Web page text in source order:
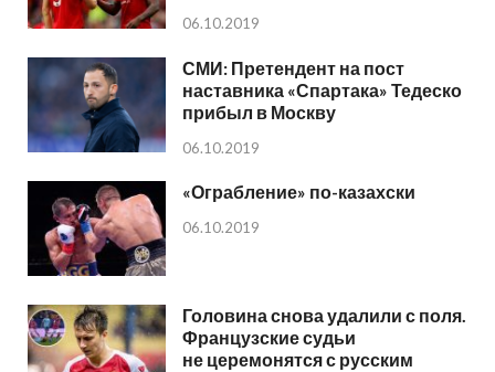
06.10.2019
СМИ: Претендент на пост
наставника «Спартака» Тедеско
прибыл в Москву
06.10.2019
«Ограбление» по-казахски
06.10.2019
Головина снова удалили с поля.
Французские судьи
не церемонятся с русским